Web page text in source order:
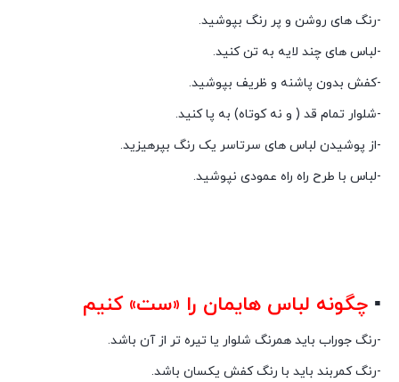
-رنگ های روشن و پر رنگ بپوشید.
-لباس های چند لایه به تن کنید.
-کفش بدون پاشنه و ظریف بپوشید.
-شلوار تمام قد ( و نه کوتاه) به پا کنید.
-از پوشیدن لباس های سرتاسر یک رنگ بپرهیزید.
-لباس با طرح راه راه عمودی نپوشید.
▪ چگونه لباس هایمان را «ست» کنیم
-رنگ جوراب باید همرنگ شلوار یا تیره تر از آن باشد.
-رنگ کمربند باید با رنگ کفش یکسان باشد.